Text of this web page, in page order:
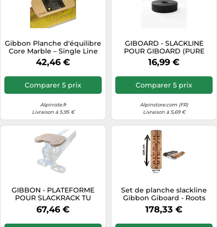
Gibbon Planche d'équilibre
Core Marble – Single Line
Noir TU
42,46 €
Comparer 5 prix
Alpiniste.fr
Livraison à 5,95 €
GIBOARD - SLACKLINE
POUR GIBOARD (PURE
BLACK) TU
16,99 €
Comparer 5 prix
Alpinstore.com (FR)
Livraison à 5,69 €
GIBBON - PLATEFORME
POUR SLACKRACK TU
67,46 €
Set de planche slackline
Gibbon Giboard - Roots
Rocker Travel Marron TU
178,33 €